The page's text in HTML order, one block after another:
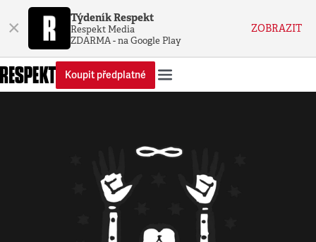
× Týdeník Respekt
Respekt Media
ZDARMA - na Google Play
ZOBRAZIT
Koupit předplatné